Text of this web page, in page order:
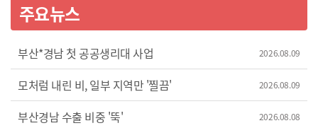
주요뉴스
부산*경남 첫 공공생리대 사업 2026.08.09
모처럼 내린 비, 일부 지역만 '찔끔' 2026.08.09
부산경남 수출 비중 '뚝' 2026.08.08